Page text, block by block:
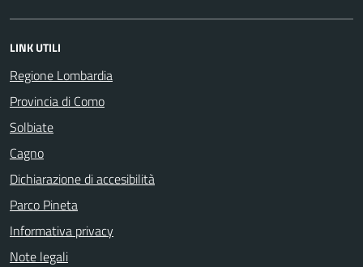
LINK UTILI
Regione Lombardia
Provincia di Como
Solbiate
Cagno
Dichiarazione di accesibilità
Parco Pineta
Informativa privacy
Note legali